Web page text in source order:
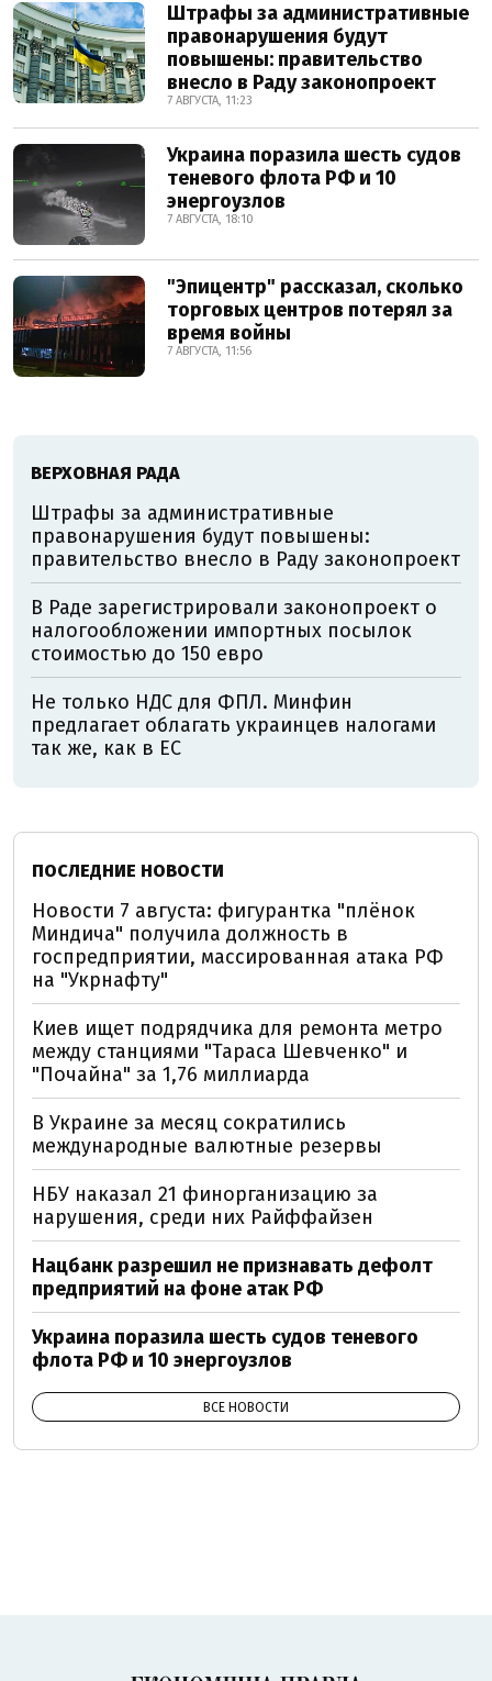
Штрафы за административные
правонарушения будут
повышены: правительство
внесло в Раду законопроект
7 АВГУСТА, 11:23
Украина поразила шесть судов
теневого флота РФ и 10
энергоузлов
7 АВГУСТА, 18:10
"Эпицентр" рассказал, сколько
торговых центров потерял за
время войны
7 АВГУСТА, 11:56
ВЕРХОВНАЯ РАДА
Штрафы за административные
правонарушения будут повышены:
правительство внесло в Раду законопроект
В Раде зарегистрировали законопроект о
налогообложении импортных посылок
стоимостью до 150 евро
Не только НДС для ФПЛ. Минфин
предлагает облагать украинцев налогами
так же, как в ЕС
ПОСЛЕДНИЕ НОВОСТИ
Новости 7 августа: фигурантка "плёнок
Миндича" получила должность в
госпредприятии, массированная атака РФ
на "Укрнафту"
Киев ищет подрядчика для ремонта метро
между станциями "Тараса Шевченко" и
"Почайна" за 1,76 миллиарда
В Украине за месяц сократились
международные валютные резервы
НБУ наказал 21 финорганизацию за
нарушения, среди них Райффайзен
Нацбанк разрешил не признавать дефолт
предприятий на фоне атак РФ
Украина поразила шесть судов теневого
флота РФ и 10 энергоузлов
ВСЕ НОВОСТИ